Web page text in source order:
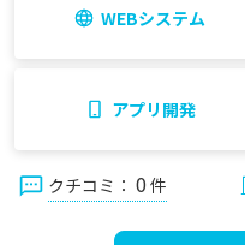
WEBシステム
アプリ開発
クチコミ： 0 件